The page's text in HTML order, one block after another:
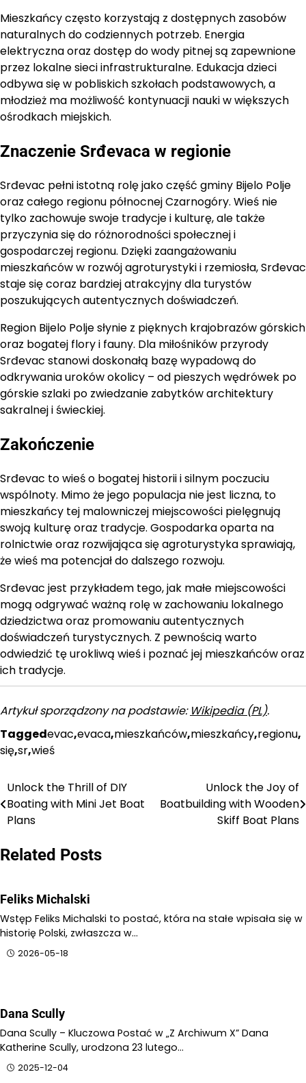
Mieszkańcy często korzystają z dostępnych zasobów
naturalnych do codziennych potrzeb. Energia
elektryczna oraz dostęp do wody pitnej są zapewnione
przez lokalne sieci infrastrukturalne. Edukacja dzieci
odbywa się w pobliskich szkołach podstawowych, a
młodzież ma możliwość kontynuacji nauki w większych
ośrodkach miejskich.
Znaczenie Srđevaca w regionie
Srđevac pełni istotną rolę jako część gminy Bijelo Polje
oraz całego regionu północnej Czarnogóry. Wieś nie
tylko zachowuje swoje tradycje i kulturę, ale także
przyczynia się do różnorodności społecznej i
gospodarczej regionu. Dzięki zaangażowaniu
mieszkańców w rozwój agroturystyki i rzemiosła, Srđevac
staje się coraz bardziej atrakcyjny dla turystów
poszukujących autentycznych doświadczeń.
Region Bijelo Polje słynie z pięknych krajobrazów górskich
oraz bogatej flory i fauny. Dla miłośników przyrody
Srđevac stanowi doskonałą bazę wypadową do
odkrywania uroków okolicy – od pieszych wędrówek po
górskie szlaki po zwiedzanie zabytków architektury
sakralnej i świeckiej.
Zakończenie
Srđevac to wieś o bogatej historii i silnym poczuciu
wspólnoty. Mimo że jego populacja nie jest liczna, to
mieszkańcy tej malowniczej miejscowości pielęgnują
swoją kulturę oraz tradycje. Gospodarka oparta na
rolnictwie oraz rozwijająca się agroturystyka sprawiają,
że wieś ma potencjał do dalszego rozwoju.
Srđevac jest przykładem tego, jak małe miejscowości
mogą odgrywać ważną rolę w zachowaniu lokalnego
dziedzictwa oraz promowaniu autentycznych
doświadczeń turystycznych. Z pewnością warto
odwiedzić tę urokliwą wieś i poznać jej mieszkańców oraz
ich tradycje.
Artykuł sporządzony na podstawie: Wikipedia (PL).
Taggedevac,evaca,mieszkańców,mieszkańcy,regionu,
się,sr,wieś
Nawigacja
wpisu
Unlock the Thrill of DIY
Boating with Mini Jet Boat
Plans
Unlock the Joy of
Boatbuilding with Wooden
Skiff Boat Plans
Related Posts
Feliks Michalski
Wstęp Feliks Michalski to postać, która na stałe wpisała się w
historię Polski, zwłaszcza w…
2026-05-18
Dana Scully
Dana Scully – Kluczowa Postać w „Z Archiwum X” Dana
Katherine Scully, urodzona 23 lutego…
2025-12-04